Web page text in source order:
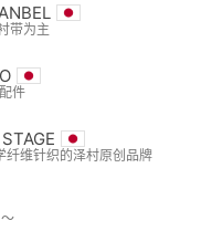
带为主
件
纤维针织的泽村原创品牌